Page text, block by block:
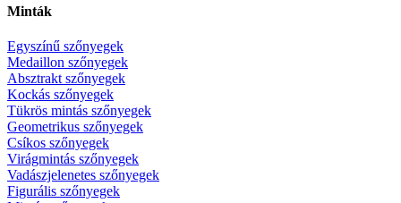
Minták
Egyszínű szőnyegek
Medaillon szőnyegek
Absztrakt szőnyegek
Kockás szőnyegek
Tükrös mintás szőnyegek
Geometrikus szőnyegek
Csíkos szőnyegek
Virágmintás szőnyegek
Vadászjelenetes szőnyegek
Figurális szőnyegek